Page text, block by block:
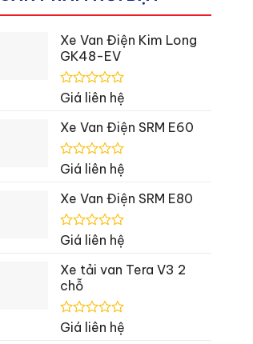
Xe Van Điện Kim Long
GK48-EV
Được
hạng
0
5
Giá liên hệ
Xe Van Điện SRM E60
Được
hạng
0
5
Giá liên hệ
Xe Van Điện SRM E80
Được
hạng
0
5
sao
Giá liên hệ
Xe tải van Tera V3 2
chỗ
Được
Giá liên hệ